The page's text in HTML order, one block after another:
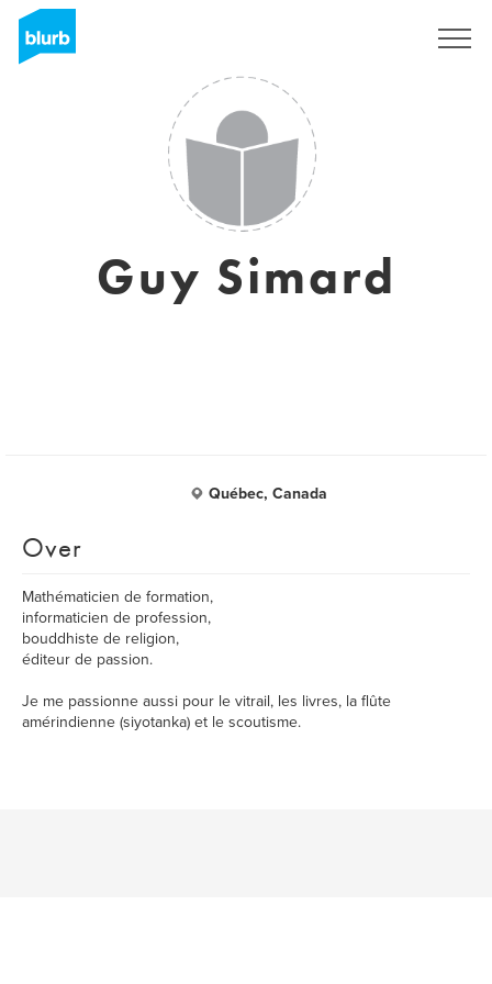
Guy Simard
Québec, Canada
Over
Mathématicien de formation,
informaticien de profession,
bouddhiste de religion,
éditeur de passion.
Je me passionne aussi pour le vitrail, les livres, la flûte
amérindienne (siyotanka) et le scoutisme.